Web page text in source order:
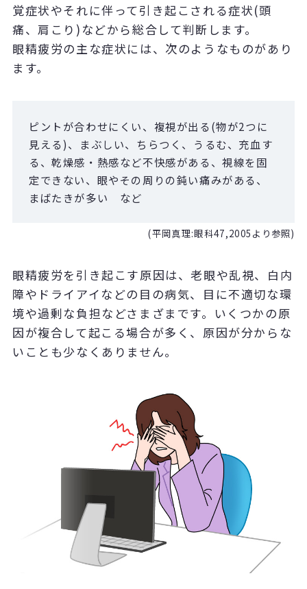
覚症状やそれに伴って引き起こされる症状(頭
痛、肩こり)などから総合して判断します。
眼精疲労の主な症状には、次のようなものがあり
ます。
ピントが合わせにくい、複視が出る(物が2つに
見える)、まぶしい、ちらつく、うるむ、充血す
る、乾燥感・熱感など不快感がある、視線を固
定できない、眼やその周りの鈍い痛みがある、
まばたきが多い など
(平岡真理:眼科47,2005より参照)
眼精疲労を引き起こす原因は、老眼や乱視、白内
障やドライアイなどの目の病気、目に不適切な環
境や過剰な負担などさまざまです。いくつかの原
因が複合して起こる場合が多く、原因が分からな
いことも少なくありません。